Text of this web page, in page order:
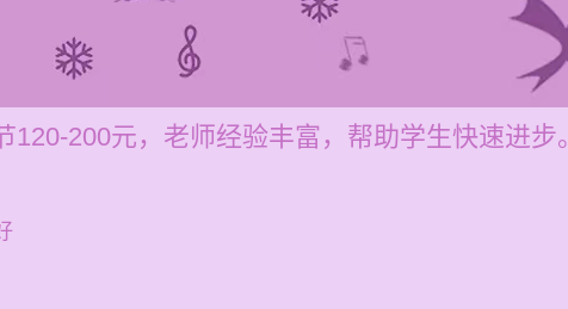
120-200元，老师经验丰富，帮助学生快速进步